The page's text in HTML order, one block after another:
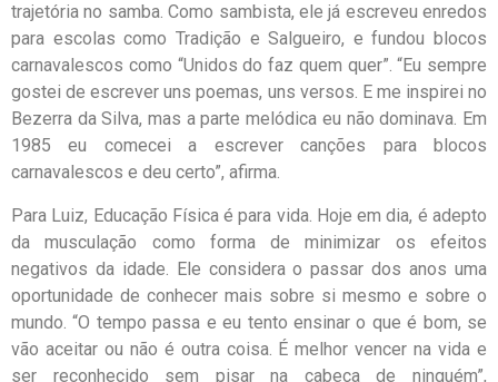
trajetória no samba. Como sambista, ele já escreveu enredos
para escolas como Tradição e Salgueiro, e fundou blocos
carnavalescos como “Unidos do faz quem quer”. “Eu sempre
gostei de escrever uns poemas, uns versos. E me inspirei no
Bezerra da Silva, mas a parte melódica eu não dominava. Em
1985 eu comecei a escrever canções para blocos
carnavalescos e deu certo”, afirma.
Para Luiz, Educação Física é para vida. Hoje em dia, é adepto
da musculação como forma de minimizar os efeitos
negativos da idade. Ele considera o passar dos anos uma
oportunidade de conhecer mais sobre si mesmo e sobre o
mundo. “O tempo passa e eu tento ensinar o que é bom, se
vão aceitar ou não é outra coisa. É melhor vencer na vida e
ser reconhecido sem pisar na cabeça de ninguém”,